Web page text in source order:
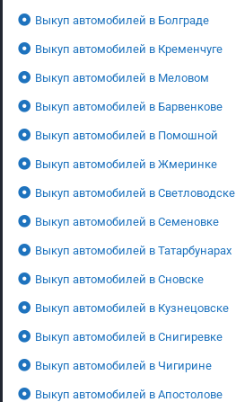
Выкуп автомобилей в Болграде
Выкуп автомобилей в Кременчуге
Выкуп автомобилей в Меловом
Выкуп автомобилей в Барвенкове
Выкуп автомобилей в Помошной
Выкуп автомобилей в Жмеринке
Выкуп автомобилей в Светловодске
Выкуп автомобилей в Семеновке
Выкуп автомобилей в Татарбунарах
Выкуп автомобилей в Сновске
Выкуп автомобилей в Кузнецовске
Выкуп автомобилей в Снигиревке
Выкуп автомобилей в Чигирине
Выкуп автомобилей в Апостолове